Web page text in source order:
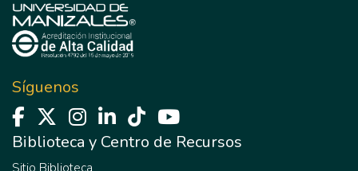
Síguenos
Biblioteca y Centro de Recursos